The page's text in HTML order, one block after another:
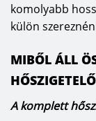
komolyabb
külön
MIBŐL ÁLL
A komplett